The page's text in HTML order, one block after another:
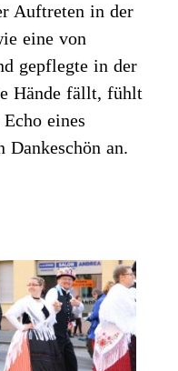
Auftreten in der
eine von
gepflegte in der
Hände fällt, fühlt
eines
Dankeschön an.